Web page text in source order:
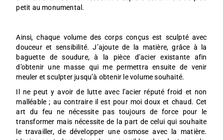
petit au monumental.
Ainsi, chaque volume des corps conçus est sculpté avec
douceur et sensibilité. J’ajoute de la matière, grâce à la
baguette de soudure, à la pièce d’acier existante afin
d’obtenir une masse qui me permettra ensuite de venir
meuler et sculpter jusqu’à obtenir le volume souhaité.
Il ne peut y avoir de lutte avec l’acier réputé froid et non
malléable ; au contraire il est pour moi doux et chaud. Cet
art du feu ne nécessite pas toujours de force pour le
transformer mais nécessite de la part de celui qui souhaite
le travailler, de développer une osmose avec la matière.